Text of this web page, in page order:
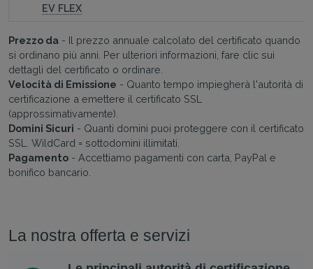
EV FLEX
Prezzo da - Il prezzo annuale calcolato del certificato quando
si ordinano più anni. Per ulteriori informazioni, fare clic sui
dettagli del certificato o ordinare.
Velocità di Emissione - Quanto tempo impiegherà l'autorità di
certificazione a emettere il certificato SSL
(approssimativamente).
Domini Sicuri - Quanti domini puoi proteggere con il certificato
SSL. WildCard = sottodomini illimitati.
Pagamento - Accettiamo pagamenti con carta, PayPal e
bonifico bancario.
La nostra offerta e servizi